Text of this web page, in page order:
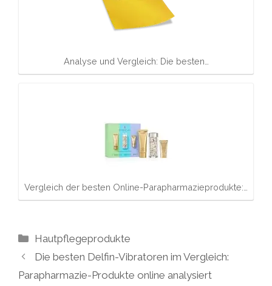
Analyse und Vergleich: Die besten…
Vergleich der besten Online-Parapharmazieprodukte:…
Kategorien
Hautpflegeprodukte
Die besten Delfin-Vibratoren im Vergleich:
Parapharmazie-Produkte online analysiert